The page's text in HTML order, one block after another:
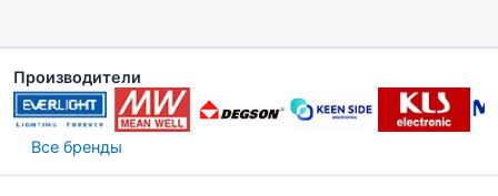
Производители
Все бренды